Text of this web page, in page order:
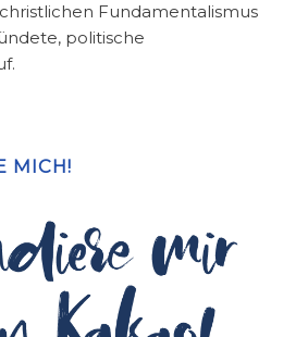
Fundamentalismus
politische
MICH!